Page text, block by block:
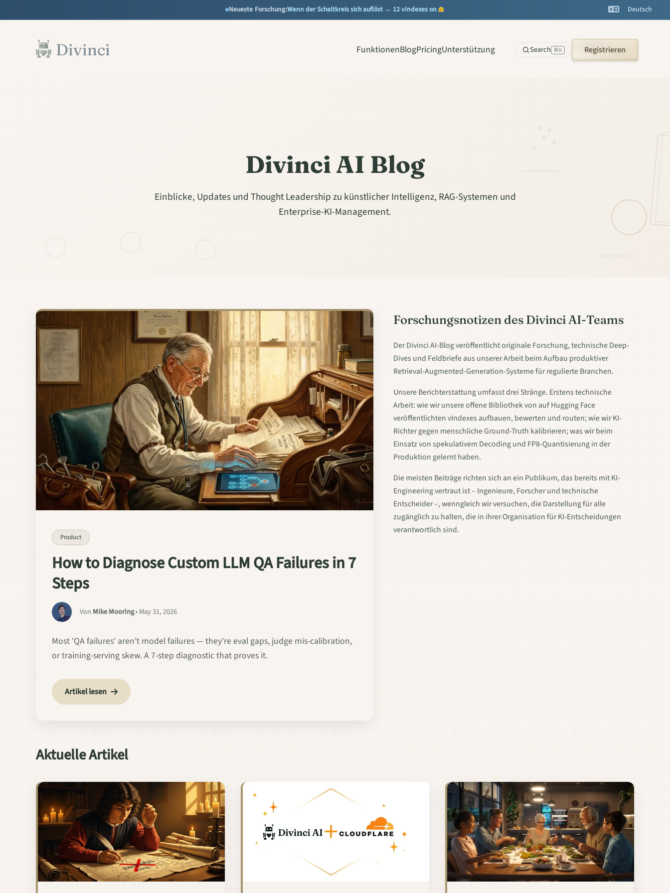
Neueste Forschung:Wenn der Schaltkreis sich auflöst → ·12 vIndexes on Deutsch
Divinci Search ⌘K Registrieren
FunktionenBlogPricingUnterstützung
Divinci AI Blog
Einblicke, Updates und Thought Leadership zu künstlicher Intelligenz, RAG-Systemen und
Enterprise-KI-Management.
Product
How to Diagnose Custom LLM QA Failures in 7
Steps
Von Mike Mooring• May 31, 2026
Most 'QA failures' aren't model failures — they're eval gaps, judge mis-calibration,
or training-serving skew. A 7-step diagnostic that proves it.
Artikel lesen
Forschungsnotizen des Divinci AI-Teams
Der Divinci AI-Blog veröffentlicht originale Forschung, technische Deep-
Dives und Feldbriefe aus unserer Arbeit beim Aufbau produktiver
Retrieval-Augmented-Generation-Systeme für regulierte Branchen.
Unsere Berichterstattung umfasst drei Stränge. Erstens technische
Arbeit: wie wir unsere offene Bibliothek von auf Hugging Face
veröffentlichten vIndexes aufbauen, bewerten und routen; wie wir KI-
Richter gegen menschliche Ground-Truth kalibrieren; was wir beim
Einsatz von spekulativem Decoding und FP8-Quantisierung in der
Produktion gelernt haben.
Die meisten Beiträge richten sich an ein Publikum, das bereits mit KI-
Engineering vertraut ist – Ingenieure, Forscher und technische
Entscheider –, wenngleich wir versuchen, die Darstellung für alle
zugänglich zu halten, die in ihrer Organisation für KI-Entscheidungen
verantwortlich sind.
Aktuelle Artikel